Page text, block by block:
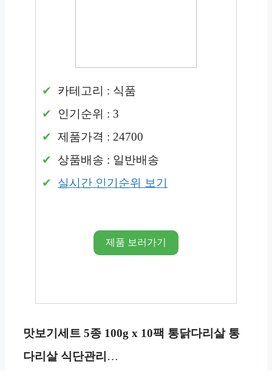
카테고리 : 식품
인기순위 : 3
제품가격 : 24700
상품배송 : 일반배송
실시간 인기순위 보기
제품 보러가기
맛보기세트 5종 100g x 10팩 통닭다리살 통
다리살 식단관리 …